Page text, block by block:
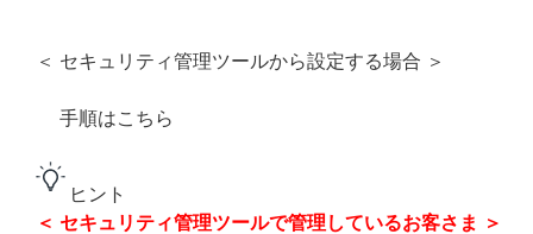
＜ セキュリティ管理ツールから設定する場合 ＞
手順はこちら
ヒント
＜ セキュリティ管理ツールで管理しているお客さま ＞